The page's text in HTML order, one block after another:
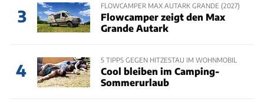
3
FLOWCAMPER MAX AUTARK GRANDE (2027)
Flowcamper zeigt den Max
Grande Autark
4
5 TIPPS GEGEN HITZESTAU IM WOHNMOBIL
Cool bleiben im Camping-
Sommerurlaub